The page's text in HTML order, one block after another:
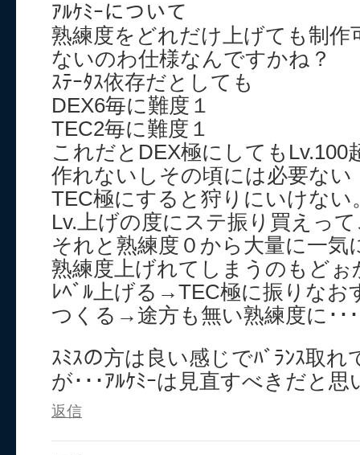
ｱﾙｹﾐｰについて
熟練度をどれだけ上げても制作
ないのわ仕様なんですかね？
ｽﾃｰﾀｽ依存だとしても
DEX6毎に難度１
TEC2毎に難度１
これだとDEX極にしても
作れないしその頃には必要ない
TEC極にすると狩りにいけない
Lv.上げの度にステ振り買えっ
それと熟練度０から大量に一気
熟練度上げれてしまうのもどぉ
ﾚﾍﾞﾙ上げる→TEC極に振りな
つくる→途方も無い熟練度に･･･
ｽﾐｽの方は良い感じでﾊﾞﾗﾝｽ取
が･･･ｱﾙｹﾐｰは見直すべきだと思
返信